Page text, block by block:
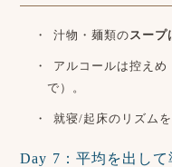
汁物・麺類の スープ
アルコールは控え
で）。
就寝/起床のリズム
Day 7：平均を出して